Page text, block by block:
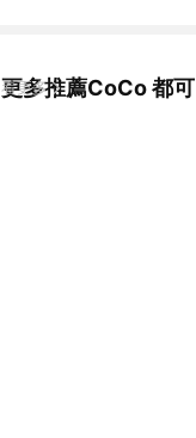
更多推薦CoCo 都可
看更多